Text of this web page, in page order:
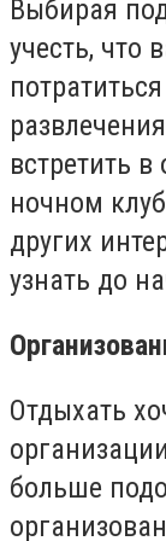
Выбирая
учесть, что
встретить в
ночном
других
узнать до
Отдыхать
больше